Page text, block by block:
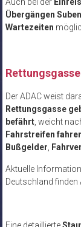
Übergängen
Wartezeiten
Der ADAC weist
Rettungsgasse
befährt, weicht
Fahrstreifen
Bußgelder
Aktuelle
Deutschland